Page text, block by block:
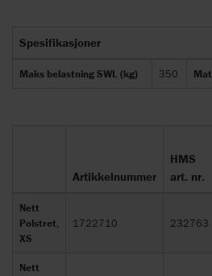
Spesifikasjoner
Maks belastning SWL (kg) 350
Artikkelnummer
HMS
art. nr.
Nett
Polstret,
XS
1722710 232763
Nett